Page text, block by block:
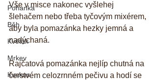
Pohanka
Běh
Květák
Mrkev
Kuskus
Vše v misce nakonec vyšlehej
šlehačem nebo třeba tyčovým mixérem,
aby byla pomazánka hezky jemná a
nadýchaná.
Rajčatová pomazánka nejlíp chutná na
čerstvém celozrnném pečivu a hodí se